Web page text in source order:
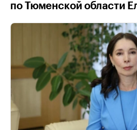
по Тюменской области